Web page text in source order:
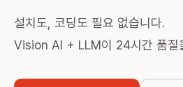
설치도, 코딩도 필요 없습니다.
Vision AI + LLM이 24시간 품질